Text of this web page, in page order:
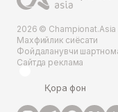
2026 © Championat.Asia
Махфийлик сиёсати
Фойдаланувчи
Сайтда реклама
Қора фон